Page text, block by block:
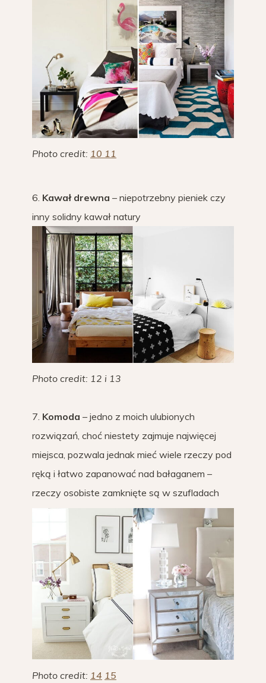
Photo credit: 10 11
6. Kawał drewna – niepotrzebny pieniek czy
inny solidny kawał natury
Photo credit: 12 i 13
7. Komoda – jedno z moich ulubionych
rozwiązań, choć niestety zajmuje najwięcej
miejsca, pozwala jednak mieć wiele rzeczy pod
ręką i łatwo zapanować nad bałaganem –
rzeczy osobiste zamknięte są w szufladach
Photo credit: 14 15